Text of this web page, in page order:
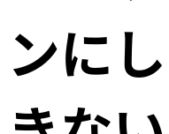
ンに